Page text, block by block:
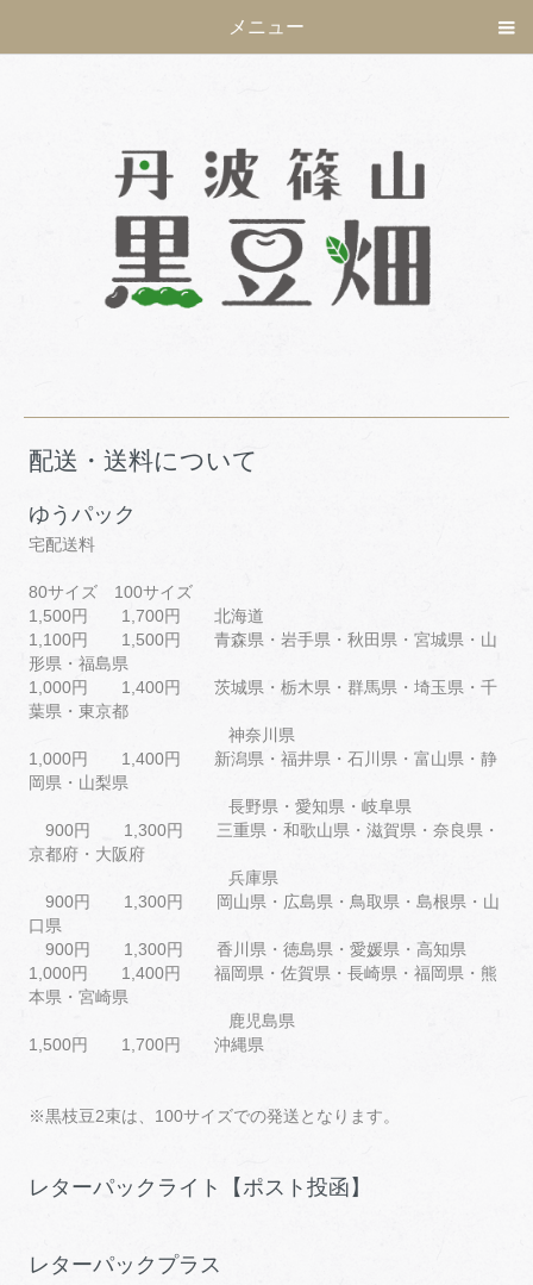
メニュー
配送・送料について
ゆうパック
宅配送料
80サイズ 100サイズ
1,500円 1,700円 北海道
1,100円 1,500円 青森県・岩手県・秋田県・宮城県・山
形県・福島県
1,000円 1,400円 茨城県・栃木県・群馬県・埼玉県・千
葉県・東京都
神奈川県
1,000円 1,400円 新潟県・福井県・石川県・富山県・静
岡県・山梨県
長野県・愛知県・岐阜県
900円 1,300円 三重県・和歌山県・滋賀県・奈良県・
京都府・大阪府
兵庫県
900円 1,300円 岡山県・広島県・鳥取県・島根県・山
口県
900円 1,300円 香川県・徳島県・愛媛県・高知県
1,000円 1,400円 福岡県・佐賀県・長崎県・福岡県・熊
本県・宮崎県
鹿児島県
1,500円 1,700円 沖縄県
※黒枝豆2束は、100サイズでの発送となります。
レターパックライト【ポスト投函】
レターパックプラス